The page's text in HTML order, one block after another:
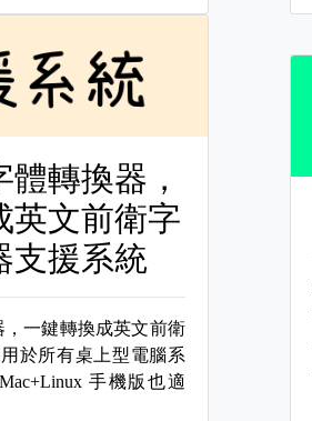
轉換器，
英文前衛字
支援系統
一鍵轉換成英文前衛
於所有桌上型電腦系
手機版也適